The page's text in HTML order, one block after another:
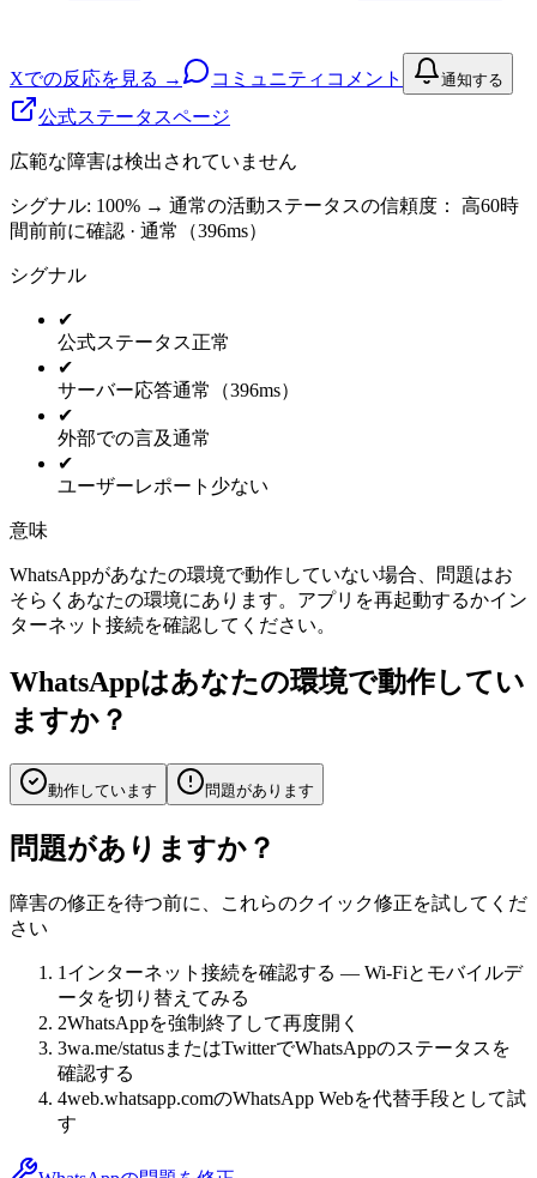
Xでの反応を見る → コミュニティコメント 通知する
公式ステータスページ
広範な障害は検出されていません
シグナル: 100% → 通常の活動ステータスの信頼度： 高60時
間前前に確認 · 通常（396ms）
シグナル
✔
公式ステータス正常
✔
サーバー応答通常（396ms）
✔
外部での言及通常
✔
ユーザーレポート 少ない
意味
WhatsAppがあなたの環境で動作していない場合、問題はお
そらくあなたの環境にあります。アプリを再起動するかイン
ターネット接続を確認してください。
WhatsAppはあなたの環境で動作してい
ますか？
動作しています 問題があります
問題がありますか？
障害の修正を待つ前に、これらのクイック修正を試してくだ
さい
1 インターネット接続を確認する — Wi-Fiとモバイルデ
ータを切り替えてみる
2WhatsAppを強制終了して再度開く
3wa.me/statusまたはTwitterでWhatsAppのステータスを
確認する
4web.whatsapp.comのWhatsApp Webを代替手段として試
す